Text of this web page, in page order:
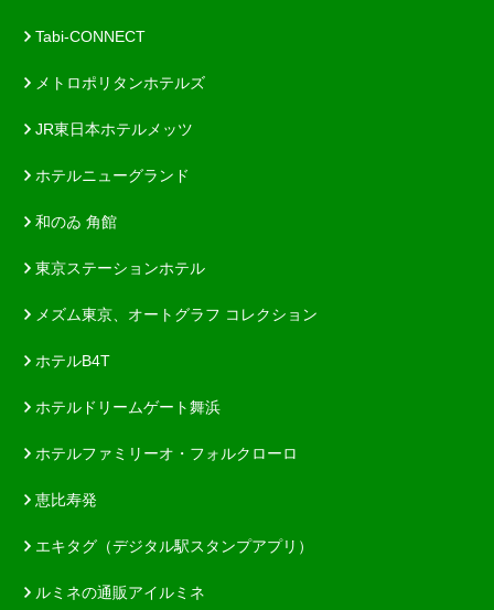
Tabi-CONNECT
メトロポリタンホテルズ
JR東日本ホテルメッツ
ホテルニューグランド
和のゐ 角館
東京ステーションホテル
メズム東京、オートグラフ コレクション
ホテルB4T
ホテルドリームゲート舞浜
ホテルファミリーオ・フォルクローロ
恵比寿発
エキタグ（デジタル駅スタンプアプリ）
ルミネの通販アイルミネ